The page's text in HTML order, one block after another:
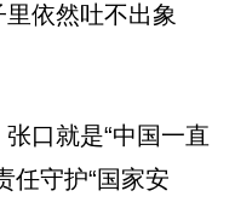
依然吐不出象
口就是“中国一直
任守护“国家安